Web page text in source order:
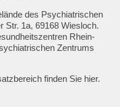
des Psychiatrischen
Str. 1a, 69168 Wiesloch.
Rhein-
Zentrums
finden Sie hier.